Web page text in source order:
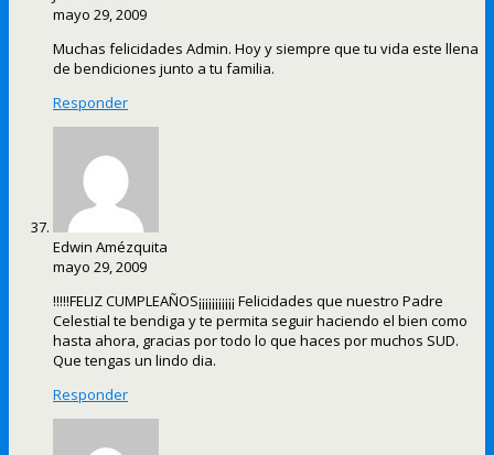
mayo 29, 2009
Muchas felicidades Admin. Hoy y siempre que tu vida este llena
de bendiciones junto a tu familia.
Responder
Edwin Amézquita
mayo 29, 2009
!!!!!FELIZ CUMPLEAÑOS¡¡¡¡¡¡¡¡¡¡¡ Felicidades que nuestro Padre
Celestial te bendiga y te permita seguir haciendo el bien como
hasta ahora, gracias por todo lo que haces por muchos SUD.
Que tengas un lindo dia.
Responder